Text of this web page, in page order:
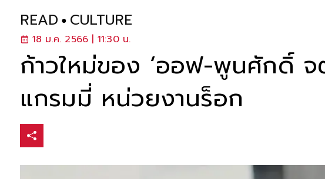
READ CULTURE
18 ม.ค. 2566 | 11:30 น.
ก้าวใหม่ของ ‘ออฟ-พูนศักดิ์ จ
แกรมมี่ หน่วยงานร็อก